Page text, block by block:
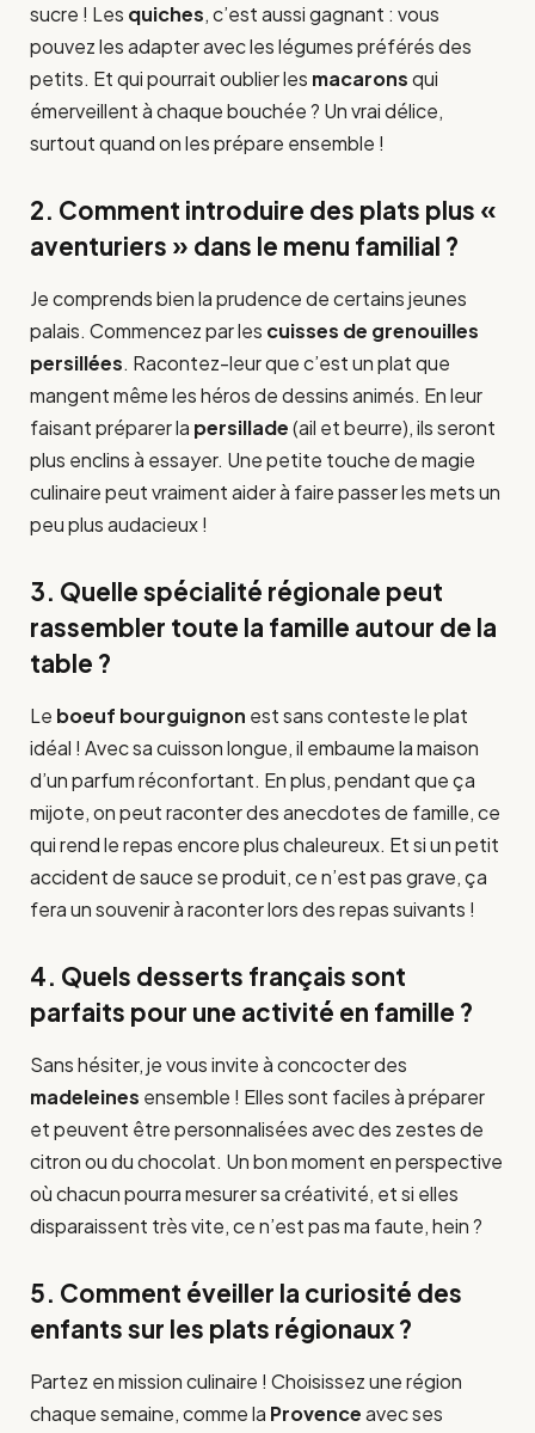
sucre ! Les quiches, c’est aussi gagnant : vous
pouvez les adapter avec les légumes préférés des
petits. Et qui pourrait oublier les macaronsqui
émerveillent à chaque bouchée ? Un vrai délice,
surtout quand on les prépare ensemble !
2. Comment introduire des plats plus «
aventuriers » dans le menu familial ?
Je comprends bien la prudence de certains jeunes
palais. Commencez par les cuisses de grenouilles
persillées. Racontez-leur que c’est un plat que
mangent même les héros de dessins animés. En leur
faisant préparer la persillade(ail et beurre), ils seront
plus enclins à essayer. Une petite touche de magie
culinaire peut vraiment aider à faire passer les mets un
peu plus audacieux !
3. Quelle spécialité régionale peut
rassembler toute la famille autour de la
table ?
Le boeuf bourguignon est sans conteste le plat
idéal ! Avec sa cuisson longue, il embaume la maison
d’un parfum réconfortant. En plus, pendant que ça
mijote, on peut raconter des anecdotes de famille, ce
qui rend le repas encore plus chaleureux. Et si un petit
accident de sauce se produit, ce n’est pas grave, ça
fera un souvenir à raconter lors des repas suivants !
4. Quels desserts français sont
parfaits pour une activité en famille ?
Sans hésiter, je vous invite à concocter des
madeleines ensemble ! Elles sont faciles à préparer
et peuvent être personnalisées avec des zestes de
citron ou du chocolat. Un bon moment en perspective
où chacun pourra mesurer sa créativité, et si elles
disparaissent très vite, ce n’est pas ma faute, hein ?
5. Comment éveiller la curiosité des
enfants sur les plats régionaux ?
Partez en mission culinaire ! Choisissez une région
chaque semaine, comme la Provenceavec ses